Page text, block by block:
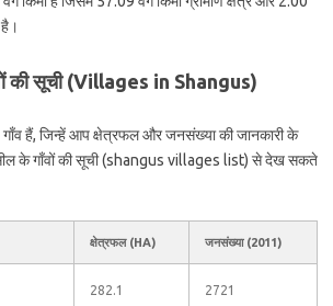
है।
की सूची (Villages in Shangus)
हैं, जिन्हें आप क्षेत्रफल और जनसंख्या की जानकारी के
के गाँवों की सूची (shangus villages list) से देख सकते
क्षेत्रफल (HA) जनसंख्या (2011)
282.1 2721